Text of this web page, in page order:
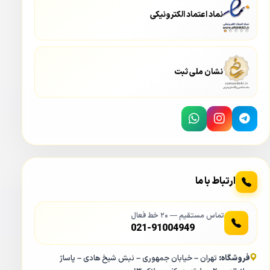
شده SMD می باشد. در این حالت شرایط جوی و شرایط محیط
مثل شرایط بارانی بر عملکرد قابلیت SMD در نظر گرفته شده و به
طور چشمگیری خطا در تشخیص کاهش پیدا می کند.
قابلیت خط فرضی هوشمند در دوربین مداربسته تحت
شبکه IP داهوا 3549EP-AS-LED
نماد اعتماد الکترونیکی
نشان ملی ثبت
ارتباط با ما
تماس مستقیم — ۲۰ خط فعال
021-91004949
فروشگاه: تهران – خیابان جمهوری – نبش شیخ هادی – پاساژ